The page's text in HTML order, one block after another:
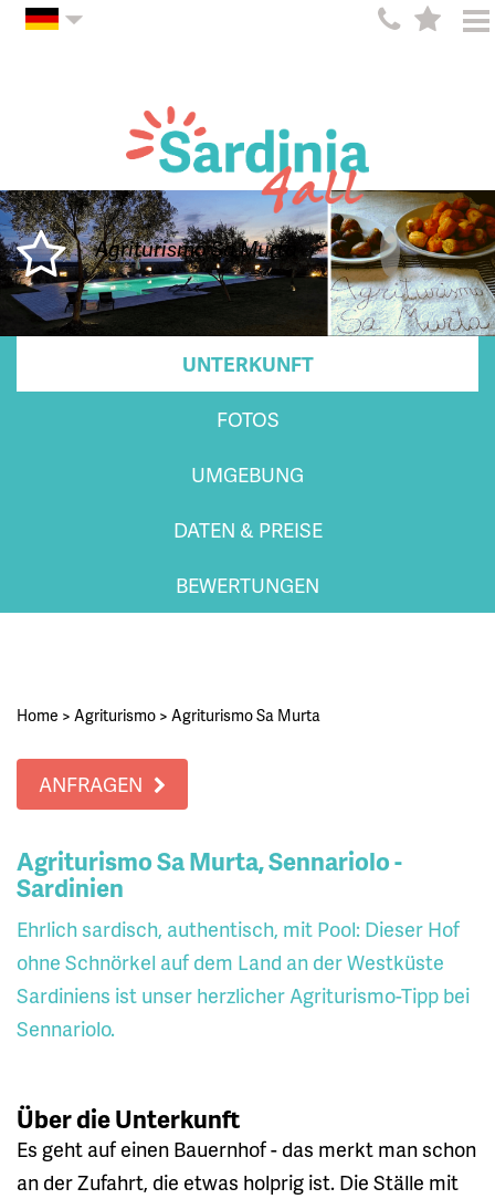
Agriturismo Sa Murta
UNTERKUNFT
FOTOS
UMGEBUNG
DATEN & PREISE
BEWERTUNGEN
Home > Agriturismo > Agriturismo Sa Murta
ANFRAGEN
Agriturismo Sa Murta, Sennariolo -
Sardinien
Ehrlich sardisch, authentisch, mit Pool: Dieser Hof
ohne Schnörkel auf dem Land an der Westküste
Sardiniens ist unser herzlicher Agriturismo-Tipp bei
Sennariolo.
Über die Unterkunft
Es geht auf einen Bauernhof - das merkt man schon
an der Zufahrt, die etwas holprig ist. Die Ställe mit